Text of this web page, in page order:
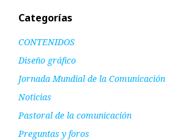
Categorías
CONTENIDOS
Diseño gráfico
Jornada Mundial de la Comunicación
Noticias
Pastoral de la comunicación
Preguntas y foros